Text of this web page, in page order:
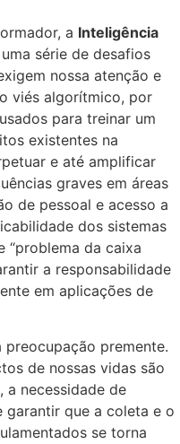
a Inteligência
série de desafios
nossa atenção e
viés algorítmico, por
para treinar um
existentes na
e até amplificar
graves em áreas
de pessoal e acesso a
dos sistemas
“problema da caixa
a responsabilidade
em aplicações de
premente.
de nossas vidas são
a necessidade de
garantir que a coleta e o
se torna